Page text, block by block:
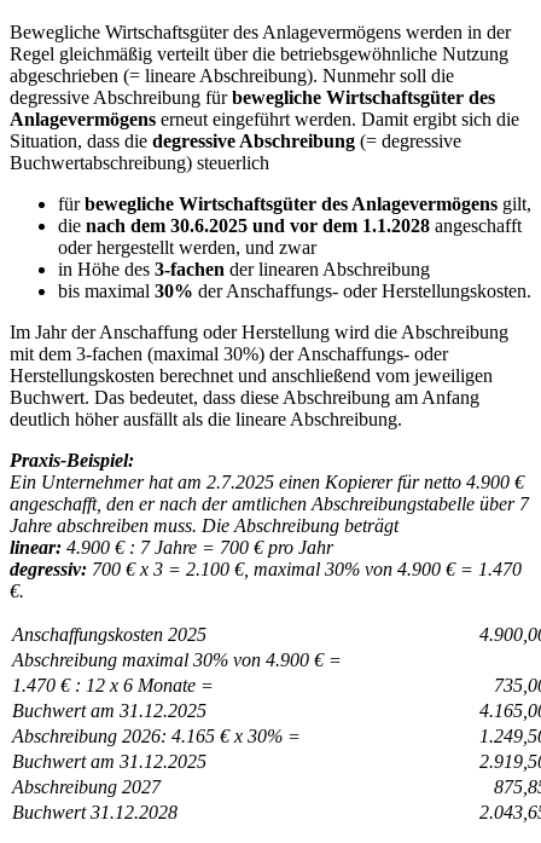
Bewegliche Wirtschaftsgüter des Anlagevermögens werden in der
Regel gleichmäßig verteilt über die betriebsgewöhnliche Nutzung
abgeschrieben (= lineare Abschreibung). Nunmehr soll die
degressive Abschreibung fürbewegliche Wirtschaftsgüter des
Anlagevermögens erneut eingeführt werden. Damit ergibt sich die
Situation, dass die degressive Abschreibung (= degressive
Buchwertabschreibung) steuerlich
fürbewegliche Wirtschaftsgüter des Anlagevermögens gilt,
die nach dem 30.6.2025 und vor dem 1.1.2028 angeschafft
oder hergestellt werden, und zwar
in Höhe des 3-fachen der linearen Abschreibung
bis maximal 30% der Anschaffungs- oder Herstellungskosten.
Im Jahr der Anschaffung oder Herstellung wird die Abschreibung
mit dem 3-fachen (maximal 30%) der Anschaffungs- oder
Herstellungskosten berechnet und anschließend vom jeweiligen
Buchwert. Das bedeutet, dass diese Abschreibung am Anfang
deutlich höher ausfällt als die lineare Abschreibung.
Praxis-Beispiel:
Ein Unternehmer hat am 2.7.2025 einen Kopierer für netto 4.900 €
angeschafft, den er nach der amtlichen Abschreibungstabelle über 7
Jahre abschreiben muss. Die Abschreibung beträgt
linear: 4.900 € : 7 Jahre = 700 € pro Jahr
degressiv: 700 € x 3 = 2.100 €, maximal 30% von 4.900 € = 1.470
€.
Anschaffungskosten 2025
Abschreibung maximal 30% von 4.900 € =
1.470 € : 12 x 6 Monate =
Buchwert am 31.12.2025
Abschreibung 2026: 4.165 € x 30% =
Buchwert am 31.12.2025
Abschreibung 2027
Buchwert 31.12.2028